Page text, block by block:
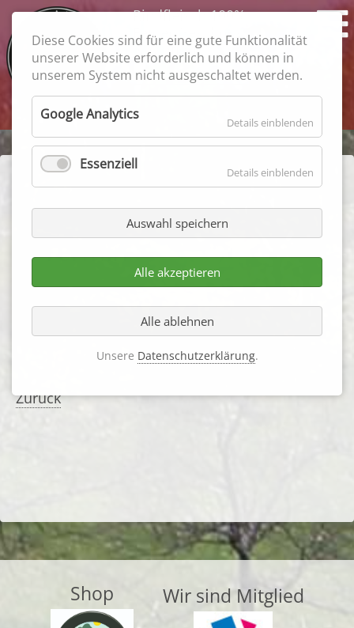
Rindfleisch 100%
Feiner Geschmack
garantiert
Suchbegriffe
Aktuelles
2. Termin
19.01.2017
Hamburg
Zurück
Shop Wir sind Mitglied
Diese Cookies sind für eine gute Funktionalität
unserer Website erforderlich und können in
unserem System nicht ausgeschaltet werden.
Google Analytics Details einblenden
Essenziell Details einblenden
Auswahl speichern
Alle akzeptieren
Alle ablehnen
Unsere Datenschutzerklärung.